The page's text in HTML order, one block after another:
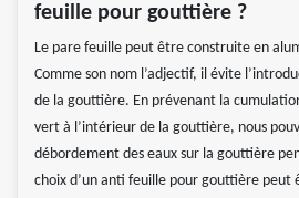
feuille pour gouttière ?
Le pare feuille peut être construite en
Comme son nom l’adjectif, il évite
de la gouttière. En prévenant la
vert à l’intérieur de la gouttière, nous
débordement des eaux sur la gouttière
choix d’un anti feuille pour gouttière peut